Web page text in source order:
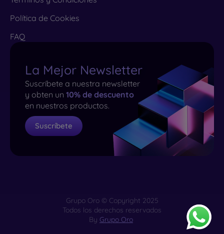
Política de Cookies
FAQ
La Mejor Newsletter
Suscríbete a nuestra newsletter
y obten un 10% de descuento
en nuestros productos.
Suscríbete
Grupo Oro © Copyright 2025
Todos los derechos reservados
By Grupo Oro